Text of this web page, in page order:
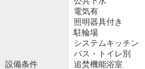
設備条件
電気有
照明器具付き
駐輪場
システムキッチン
バス・トイレ別
追焚機能浴室